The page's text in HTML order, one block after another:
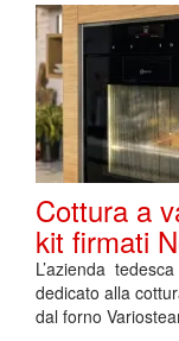
Cottura a
kit firmati
L’azienda
dedicato alla
dal forno